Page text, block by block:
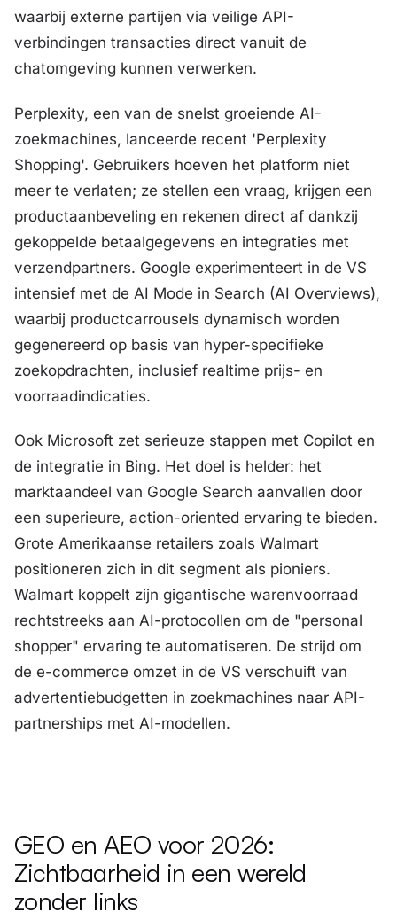
waarbij externe partijen via veilige API-
verbindingen transacties direct vanuit de
chatomgeving kunnen verwerken.
Perplexity, een van de snelst groeiende AI-
zoekmachines, lanceerde recent 'Perplexity
Shopping'. Gebruikers hoeven het platform niet
meer te verlaten; ze stellen een vraag, krijgen een
productaanbeveling en rekenen direct af dankzij
gekoppelde betaalgegevens en integraties met
verzendpartners. Google experimenteert in de VS
intensief met de AI Mode in Search (AI Overviews),
waarbij productcarrousels dynamisch worden
gegenereerd op basis van hyper-specifieke
zoekopdrachten, inclusief realtime prijs- en
voorraadindicaties.
Ook Microsoft zet serieuze stappen met Copilot en
de integratie in Bing. Het doel is helder: het
marktaandeel van Google Search aanvallen door
een superieure, action-oriented ervaring te bieden.
Grote Amerikaanse retailers zoals Walmart
positioneren zich in dit segment als pioniers.
Walmart koppelt zijn gigantische warenvoorraad
rechtstreeks aan AI-protocollen om de "personal
shopper" ervaring te automatiseren. De strijd om
de e-commerce omzet in de VS verschuift van
advertentiebudgetten in zoekmachines naar API-
partnerships met AI-modellen.
GEO en AEO voor 2026:
Zichtbaarheid in een wereld
zonder links